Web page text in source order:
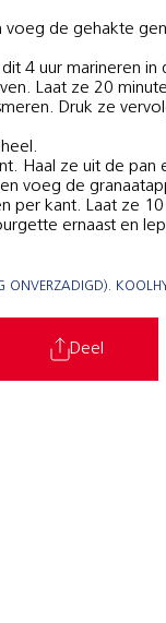
de gehakte
4 uur marineren in
Laat ze 20
Druk ze
Haal ze uit de pan
voeg de
kant. Laat ze 10
ernaast en
ONVERZADIGD).
Deel